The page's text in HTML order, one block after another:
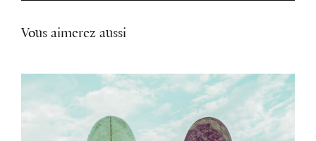
Vous aimerez aussi